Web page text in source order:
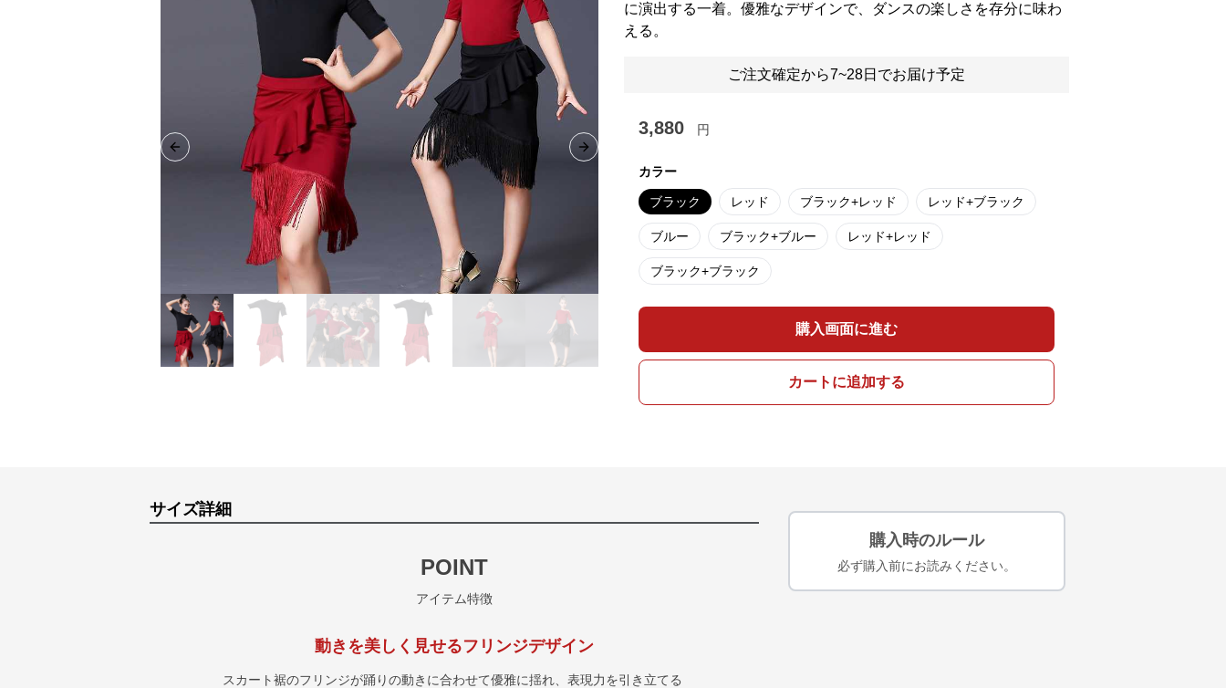
Previous slide Next slide
に演出する一着。優雅なデザインで、ダンスの楽しさを存分に味わ
える。
ご注文確定から7~28日でお届け予定
3,880 円
カラー
ブラック レッド ブラック+レッド レッド+ブラック
ブルー ブラック+ブルー レッド+レッド
ブラック+ブラック
購入画面に進む
カートに追加する
サイズ詳細
POINT
アイテム特徴
動きを美しく見せるフリンジデザイン
スカート裾のフリンジが踊りの動きに合わせて優雅に揺れ、表現力を引き立てる
購入時のルール
必ず購入前にお読みください。